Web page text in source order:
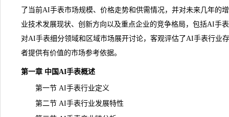
了当前AI手表市场规模、价格走势和供需情况，并对未来几年的
业技术发展现状、创新方向以及重点企业的竞争格局，包括AI手
对AI手表细分领域和区域市场展开讨论，客观评估了AI手表行业
者提供有价值的市场参考依据。
第一章 中国AI手表概述
第一节 AI手表行业定义
第二节 AI手表行业发展特性